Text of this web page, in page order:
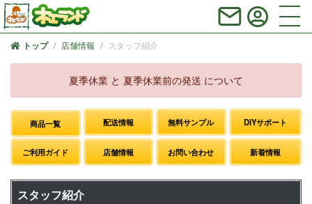
トップ 店舗情報 スタッフ紹介
夏季休業 と 夏季休業前の発送 について
商品一覧 配送情報 無料サンプル DIYサポート
ご利用ガイド 店舗情報 お問い合わせ 新着情報
スタッフ紹介